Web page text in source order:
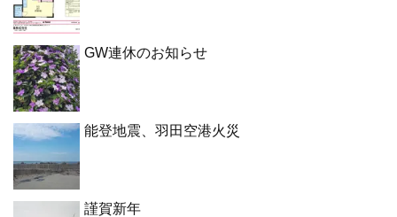
GW連休のお知らせ
能登地震、羽田空港火災
謹賀新年